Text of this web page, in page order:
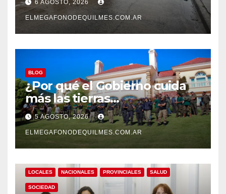
Solano
6 AGOSTO, 2026
ELMEGAFONODEQUILMES.COM.AR
BLOG
¿Por qué el Gobierno cuida
más las tierras
extranjerizadas que el
patrimonio de todos los
argentinos?
5 AGOSTO, 2026
ELMEGAFONODEQUILMES.COM.AR
LOCALES NACIONALES PROVINCIALES SALUD
SOCIEDAD